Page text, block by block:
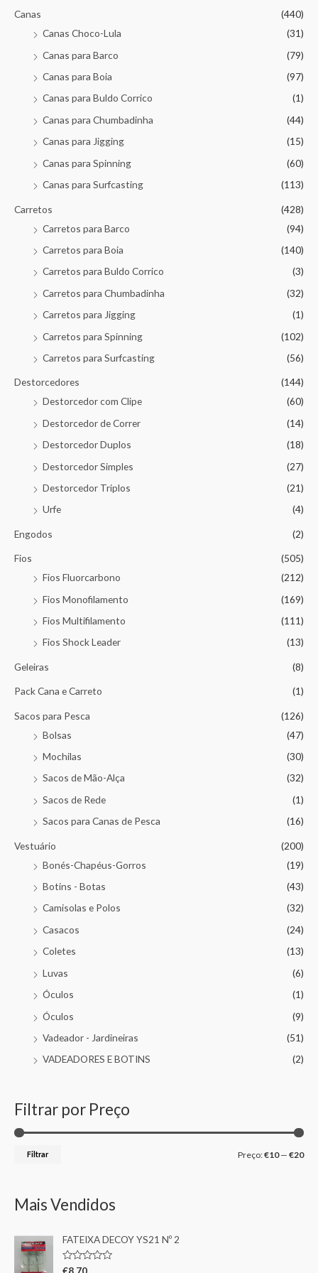
Canas
(440)
Canas Choco-Lula
(31)
Canas para Barco
(79)
Canas para Boia
(97)
Canas para Buldo Corrico
(1)
Canas para Chumbadinha
(44)
Canas para Jigging
(15)
Canas para Spinning
(60)
Canas para Surfcasting
(113)
Carretos
(428)
Carretos para Barco
(94)
Carretos para Boia
(140)
Carretos para Buldo Corrico
(3)
Carretos para Chumbadinha
(32)
Carretos para Jigging
(1)
Carretos para Spinning
(102)
Carretos para Surfcasting
(56)
Destorcedores
(144)
Destorcedor com Clipe
(60)
Destorcedor de Correr
(14)
Destorcedor Duplos
(18)
Destorcedor Simples
(27)
Destorcedor Triplos
(21)
Urfe
(4)
Engodos (2)
Fios
(505)
Fios Fluorcarbono
(212)
Fios Monofilamento
(169)
Fios Multifilamento
(111)
Fios Shock Leader
(13)
Geleiras (8)
Pack Cana e Carreto (1)
Sacos para Pesca
(126)
Bolsas
(47)
Mochilas
(30)
Sacos de Mão-Alça
(32)
Sacos de Rede
(1)
Sacos para Canas de Pesca
(16)
Vestuário
(200)
Bonés-Chapéus-Gorros
(19)
Botins - Botas
(43)
Camisolas e Polos
(32)
Casacos
(24)
Coletes
(13)
Luvas
(6)
Óculos
(1)
Óculos
(9)
Vadeador - Jardineiras
(51)
VADEADORES E BOTINS
(2)
Filtrar por Preço
Filtrar Preço:€10— €20
Mais Vendidos
FATEIXA DECOY YS21 Nº 2
A
€8,70